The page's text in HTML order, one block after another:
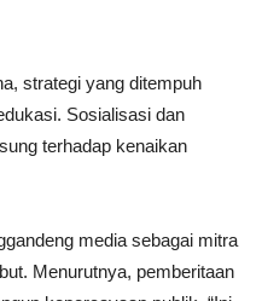
strategi yang ditempuh
Sosialisasi dan
terhadap kenaikan
media sebagai mitra
Menurutnya, pemberitaan